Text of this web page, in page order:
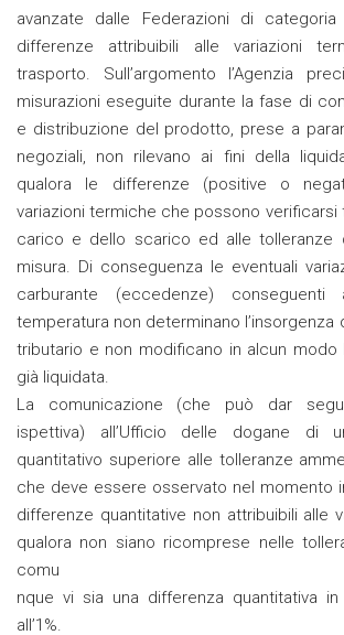
avanzate dalle Federazioni di
differenze attribuibili alle variazioni
trasporto. Sull’argomento l’Agenzia
misurazioni eseguite durante la fase di
e distribuzione del prodotto, prese a
negoziali, non rilevano ai fini della
qualora le differenze (positive o
variazioni termiche che possono verificarsi
carico e dello scarico ed alle tolleranze
misura. Di conseguenza le eventuali
carburante (eccedenze)
temperatura non determinano l’insorgenza
tributario e non modificano in alcun modo
già liquidata.
La comunicazione (che può dar
ispettiva) all’Ufficio delle dogane di
quantitativo superiore alle tolleranze
che deve essere osservato nel momento
differenze quantitative non attribuibili alle
qualora non siano ricomprese nelle
comu
nque vi sia una differenza quantitativa
all’1%.